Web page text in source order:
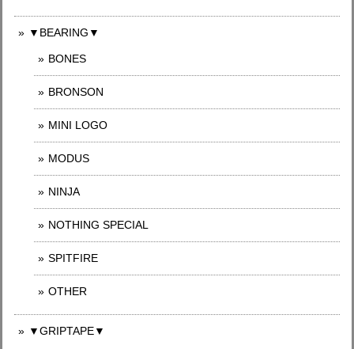
▼BEARING▼
BONES
BRONSON
MINI LOGO
MODUS
NINJA
NOTHING SPECIAL
SPITFIRE
OTHER
▼GRIPTAPE▼